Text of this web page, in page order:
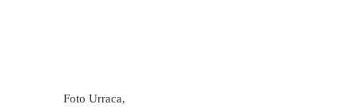
Foto Urraca,